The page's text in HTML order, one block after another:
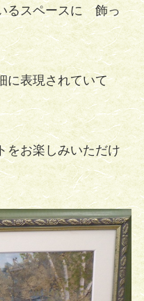
るスペースに 飾っ
に表現されていて
お楽しみいただけ